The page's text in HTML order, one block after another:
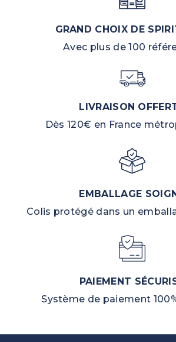
GRAND CHOIX DE
Avec plus de 100
LIVRAISON
Dès 120€ en France
EMBALLAGE
Colis protégé dans un
PAIEMENT
Système de paiement